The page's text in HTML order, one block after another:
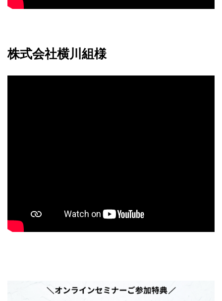
株式会社横川組様